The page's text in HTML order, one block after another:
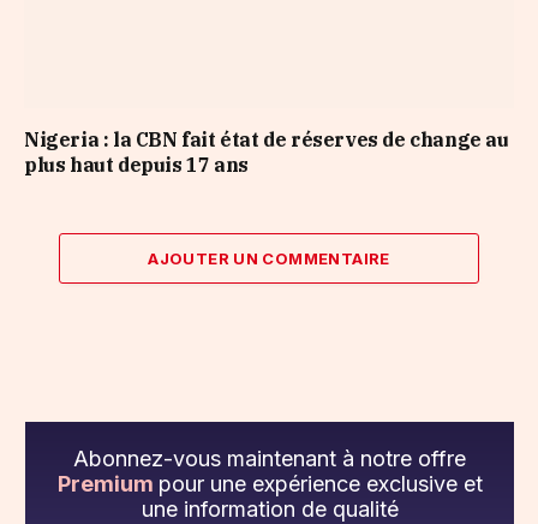
Nigeria : la CBN fait état de réserves de change au
plus haut depuis 17 ans
AJOUTER UN COMMENTAIRE
Abonnez-vous maintenant à notre offre
Premium pour une expérience exclusive et
une information de qualité